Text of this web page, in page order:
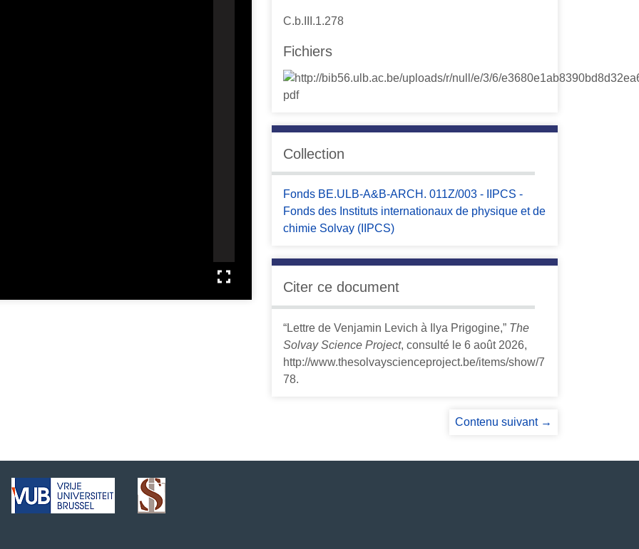
C.b.III.1.278
Fichiers
Collection
Fonds BE.ULB-A&B-ARCH. 011Z/003 - IIPCS -
Fonds des Instituts internationaux de physique et de
chimie Solvay (IIPCS)
Citer ce document
“Lettre de Venjamin Levich à Ilya Prigogine,” The
Solvay Science Project, consulté le 6 août 2026,
http://www.thesolvayscienceproject.be/items/show/7
78.
Contenu suivant →